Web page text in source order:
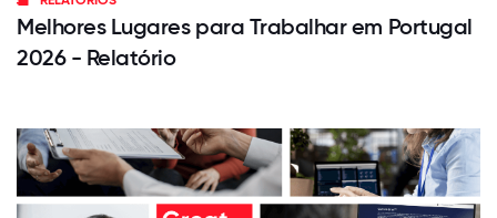
Melhores Lugares para Trabalhar em Portugal
2026 - Relatório